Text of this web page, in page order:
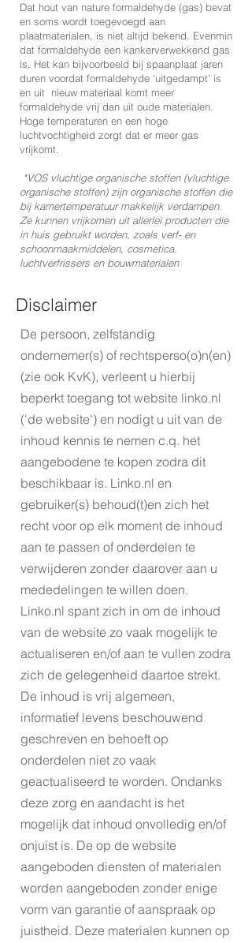
Dat hout van nature formaldehyde (gas) bevat
en soms wordt toegevoegd aan
plaatmaterialen, is niet altijd bekend. Evenmin
dat formaldehyde een kankerverwekkend gas
is. Het kan bijvoorbeeld bij spaanplaat jaren
duren voordat formaldehyde 'uitgedampt' is
en uit nieuw materiaal komt meer
formaldehyde vrij dan uit oude materialen.
Hoge temperaturen en een hoge
luchtvochtigheid zorgt dat er meer gas
vrijkomt.
*VOS vluchtige organische stoffen (vluchtige
organische stoffen) zijn organische stoffen die
bij kamertemperatuur makkelijk verdampen.
Ze kunnen vrijkomen uit allerlei producten die
in huis gebruikt worden, zoals verf- en
schoonmaakmiddelen, cosmetica,
luchtverfrissers en bouwmaterialen
Disclaimer
De persoon, zelfstandig
ondernemer(s) of rechtsperso(o)n(en)
(zie ook KvK), verleent u hierbij
beperkt toegang tot website linko.nl
('de website') en nodigt u uit van de
inhoud kennis te nemen c.q. het
aangebodene te kopen zodra dit
beschikbaar is. Linko.nl en
gebruiker(s) behoud(t)en zich het
recht voor op elk moment de inhoud
aan te passen of onderdelen te
verwijderen zonder daarover aan u
mededelingen te willen doen.
Linko.nl spant zich in om de inhoud
van de website zo vaak mogelijk te
actualiseren en/of aan te vullen zodra
zich de gelegenheid daartoe strekt.
De inhoud is vrij algemeen,
informatief levens beschouwend
geschreven en behoeft op
onderdelen niet zo vaak
geactualiseerd te worden. Ondanks
deze zorg en aandacht is het
mogelijk dat inhoud onvolledig en/of
onjuist is. De op de website
aangeboden diensten of materialen
worden aangeboden zonder enige
vorm van garantie of aanspraak op
juistheid. Deze materialen kunnen op